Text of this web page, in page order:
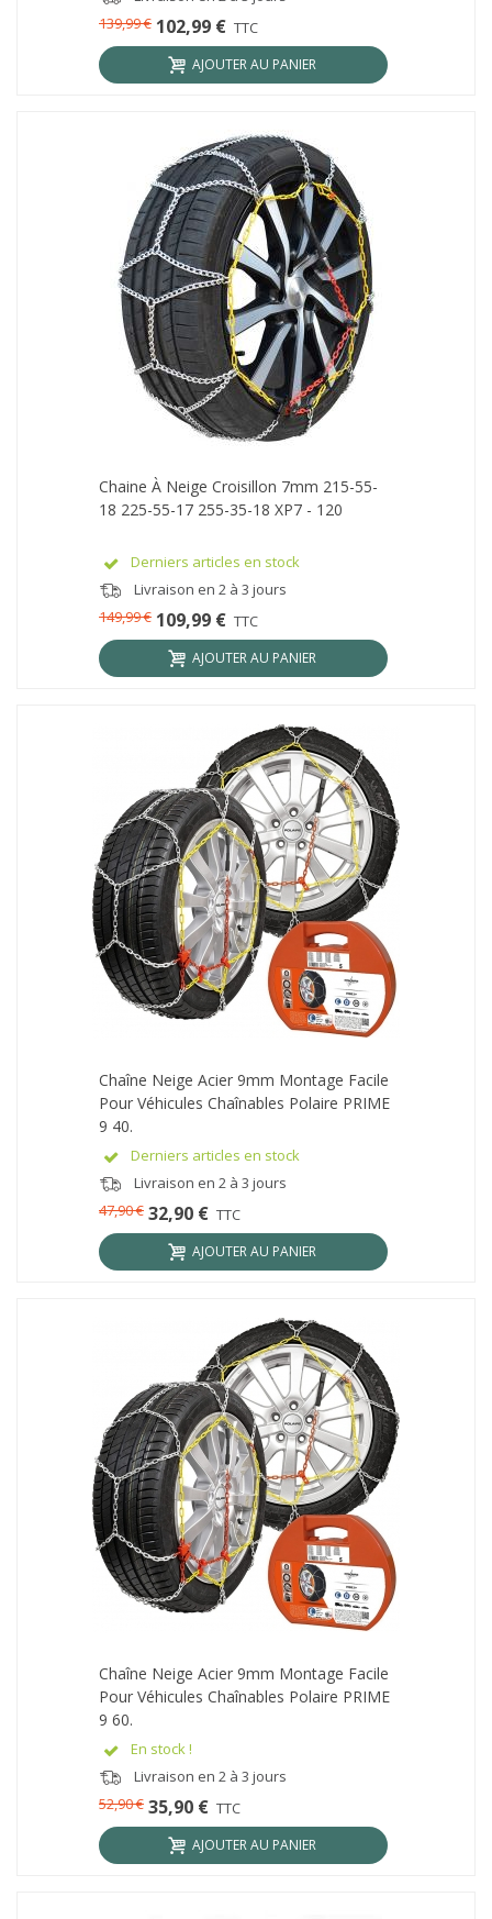
102,99 € TTC
139,99 €
AJOUTER AU PANIER
Chaine À Neige Croisillon 7mm 215-55-
18 225-55-17 255-35-18 XP7 - 120
Derniers articles en stock
Livraison en 2 à 3 jours
109,99 € TTC
149,99 €
AJOUTER AU PANIER
Chaîne Neige Acier 9mm Montage Facile
Pour Véhicules Chaînables Polaire PRIME
9 40.
Derniers articles en stock
Livraison en 2 à 3 jours
32,90 € TTC
47,90 €
AJOUTER AU PANIER
Chaîne Neige Acier 9mm Montage Facile
Pour Véhicules Chaînables Polaire PRIME
9 60.
En stock !
Livraison en 2 à 3 jours
35,90 € TTC
52,90 €
AJOUTER AU PANIER